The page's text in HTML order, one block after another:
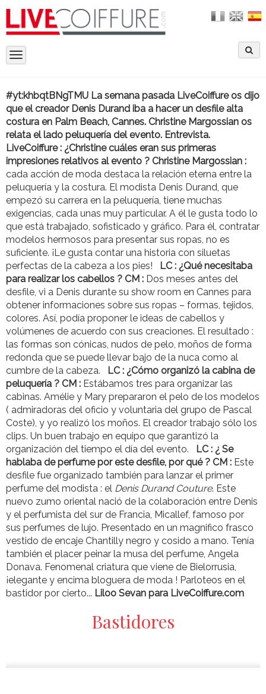
Toggle
#yt:khbqtBNgTMU La semana pasada LiveCoiffure os dijo
que el creador Denis Durand iba a hacer un desfile alta
costura en Palm Beach, Cannes. Christine Margossian os
relata el lado peluquería del evento. Entrevista.
LiveCoiffure : ¿Christine cuáles eran sus primeras
impresiones relativos al evento ? Christine Margossian :
cada acción de moda destaca la relación eterna entre la
peluquería y la costura. El modista Denis Durand, que
empezó su carrera en la peluquería, tiene muchas
exigencias, cada unas muy particular. A él le gusta todo lo
que está trabajado, sofisticado y gráfico. Para él, contratar
modelos hermosos para presentar sus ropas, no es
suficiente. ¡Le gusta contar una historia con siluetas
perfectas de la cabeza a los pies!
LC : ¿Qué necesitaba
para realizar los cabellos ? CM : Dos meses antes del
desfile, vi a Denis durante su show room en Cannes para
obtener informaciones sobre sus ropas – formas, tejidos,
colores. Así, podía proponer le ideas de cabellos y
volúmenes de acuerdo con sus creaciones. El resultado :
las formas son cónicas, nudos de pelo, moños de forma
redonda que se puede llevar bajo de la nuca como al
cumbre de la cabeza.
LC : ¿Cómo organizó la cabina de
peluquería ? CM : Estábamos tres para organizar las
cabinas. Amélie y Mary prepararon el pelo de los modelos
( admiradoras del oficio y voluntaria del grupo de Pascal
Coste), y yo realizó los moños. El creador trabajo sólo los
clips. Un buen trabajo en equipo que garantizó la
organización del tiempo el día del evento.
LC : ¿ Se
hablaba de perfume por este desfile, por qué ? CM : Este
desfile fue organizado también para lanzar el primer
perfume del modista : el Denis Durand Couture. Este
nuevo zumo oriental nació de la colaboración entre Denis
y el perfumista del sur de Francia, Micallef, famoso por
sus perfumes de lujo. Presentado en un magnifico frasco
vestido de encaje Chantilly negro y cosido a mano. Tenía
también el placer peinar la musa del perfume, Angela
Donava. Fenomenal criatura que viene de Bielorrusia,
¡elegante y encima bloguera de moda ! Parloteos en el
bastidor por cierto... Liloo Sevan para LiveCoiffure.com
Bastidores